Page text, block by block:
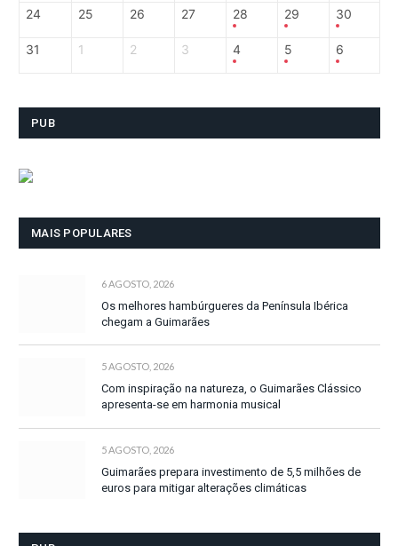
24 25 26 27 28 29 30
31 1 2 3 4 5 6
PUB
MAIS POPULARES
6 AGOSTO, 2026
Os melhores hambúrgueres da Península Ibérica
chegam a Guimarães
5 AGOSTO, 2026
Com inspiração na natureza, o Guimarães Clássico
apresenta-se em harmonia musical
5 AGOSTO, 2026
Guimarães prepara investimento de 5,5 milhões de
euros para mitigar alterações climáticas